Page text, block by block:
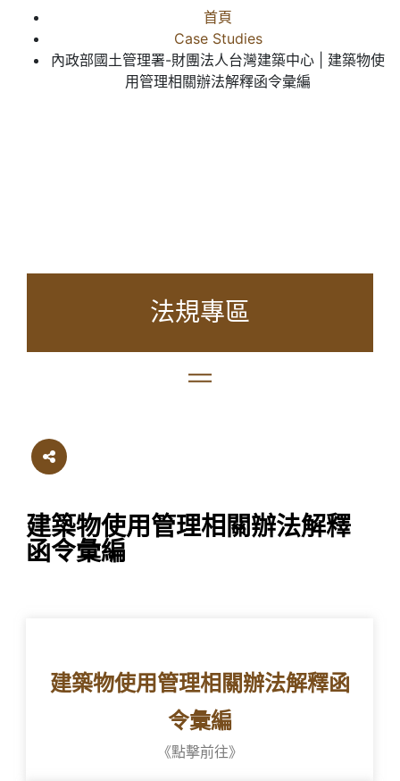
首頁
Case Studies
內政部國土管理署-財團法人台灣建築中心 | 建築物使
用管理相關辦法解釋函令彙編
法規專區
建築物使用管理相關辦法解釋
函令彙編
建築物使用管理相關辦法解釋函
令彙編
《點擊前往》